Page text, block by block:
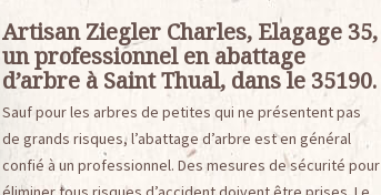
Artisan Ziegler Charles, Elagage 35,
un professionnel en abattage
d’arbre à Saint Thual, dans le 35190.
Sauf pour les arbres de petites qui ne présentent pas
de grands risques, l’abattage d’arbre est en général
confié à un professionnel. Des mesures de sécurité pour